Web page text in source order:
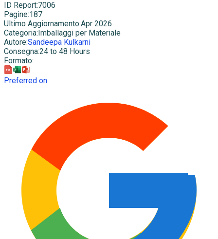
ID Report:7006
Pagine:187
Ultimo Aggiornamento:Apr 2026
Categoria: Imballaggi per Materiale
Autore:Sandeepa Kulkarni
Consegna:24 to 48 Hours
Formato:
Preferred on